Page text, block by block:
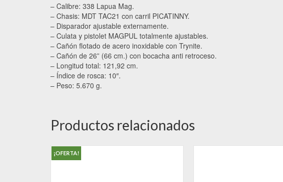
– Calibre: 338 Lapua Mag.
– Chasis: MDT TAC21 con carril PICATINNY.
– Disparador ajustable externamente.
– Culata y pistolet MAGPUL totalmente ajustables.
– Cañón flotado de acero inoxidable con Trynite.
– Cañón de 26” (66 cm.) con bocacha anti retroceso.
– Longitud total: 121,92 cm.
– Índice de rosca: 10″.
– Peso: 5.670 g.
Productos relacionados
¡OFERTA!